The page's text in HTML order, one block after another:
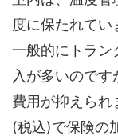
度に保たれてい
一般的にトラン
入が多いので
費用が抑えら
(税込)で保険の